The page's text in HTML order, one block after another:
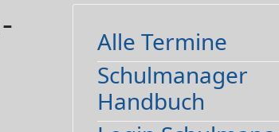
Alle Termine
Schulmanager
Handbuch